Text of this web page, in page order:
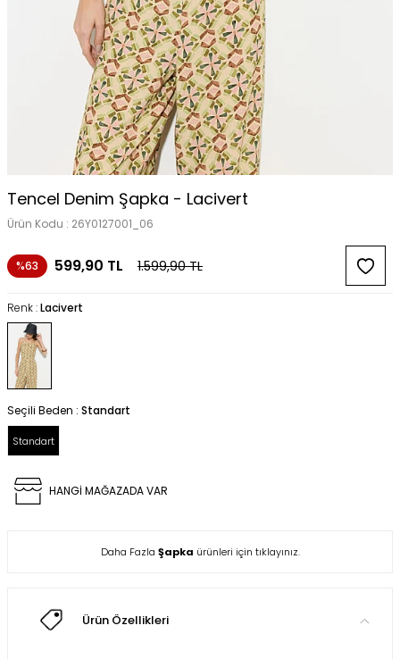
Tencel Denim Şapka - Lacivert
Ürün Kodu : 26Y0127001_06
%63 599,90 TL 1.599,90TL
Renk :Lacivert
Seçili Beden : Standart
Standart
HANGİ MAĞAZADA VAR
Daha Fazla Şapka ürünleri için tıklayınız.
Ürün Özellikleri